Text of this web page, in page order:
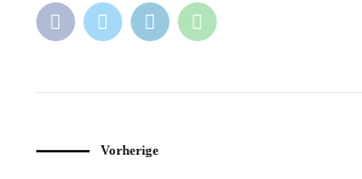
Vorherige